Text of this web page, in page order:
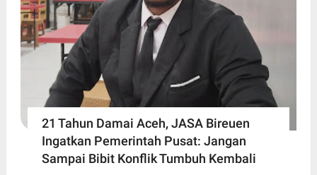
21 Tahun Damai Aceh, JASA Bireuen
Ingatkan Pemerintah Pusat: Jangan
Sampai Bibit Konflik Tumbuh Kembali